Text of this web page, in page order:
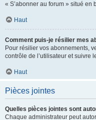
« S’abonner au forum » situé en
Haut
Comment puis-je résilier mes
Pour résilier vos abonnements,
contrôle de l’utilisateur et suivre
Haut
Pièces jointes
Quelles pièces jointes sont
Chaque administrateur peut